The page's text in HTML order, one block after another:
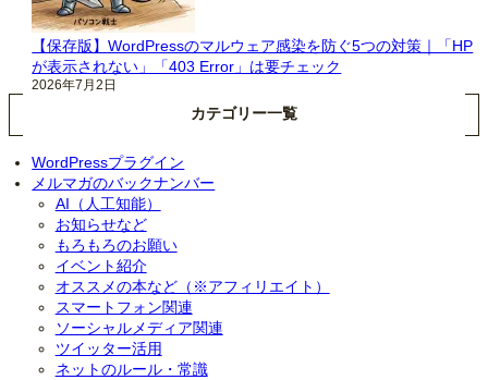
【保存版】WordPressのマルウェア感染を防ぐ5つの対策｜「HP
が表示されない」「403 Error」は要チェック
2026年7月2日
カテゴリー一覧
WordPressプラグイン
メルマガのバックナンバー
AI（人工知能）
お知らせなど
もろもろのお願い
イベント紹介
オススメの本など（※アフィリエイト）
スマートフォン関連
ソーシャルメディア関連
ツイッター活用
ネットのルール・常識